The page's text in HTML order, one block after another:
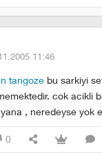
11:46
tangoze bu sarkiyi
cok acikli
, neredeyse yok
0